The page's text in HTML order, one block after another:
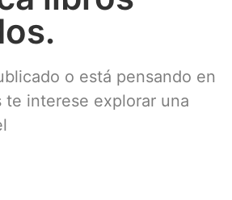
o está pensando en
interese explorar una